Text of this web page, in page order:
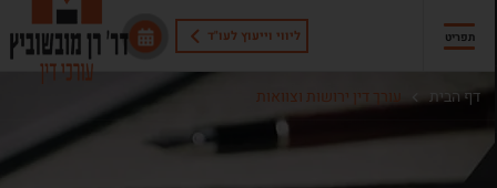
ליווי וייעוץ לעו"ד תפריט
דף הבית עורך דין ירושות וצוואות